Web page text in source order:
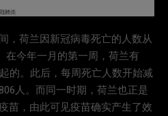
，荷兰因新冠病毒死亡的人数从
在今年一月的第一周，荷兰有
的。此后，每周死亡人数开始减
人。而同一时期，荷兰也正是
苗，由此可见疫苗确实产生了效